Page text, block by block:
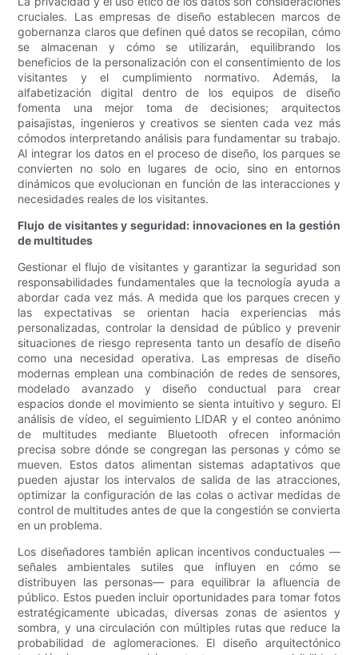
cruciales. Las empresas de diseño establecen marcos de
gobernanza claros que definen qué datos se recopilan, cómo
se almacenan y cómo se utilizarán, equilibrando los
beneficios de la personalización con el consentimiento de los
visitantes y el cumplimiento normativo. Además, la
alfabetización digital dentro de los equipos de diseño
fomenta una mejor toma de decisiones; arquitectos
paisajistas, ingenieros y creativos se sienten cada vez más
cómodos interpretando análisis para fundamentar su trabajo.
Al integrar los datos en el proceso de diseño, los parques se
convierten no solo en lugares de ocio, sino en entornos
dinámicos que evolucionan en función de las interacciones y
necesidades reales de los visitantes.
Flujo de visitantes y seguridad: innovaciones en la gestión
de multitudes
Gestionar el flujo de visitantes y garantizar la seguridad son
responsabilidades fundamentales que la tecnología ayuda a
abordar cada vez más. A medida que los parques crecen y
las expectativas se orientan hacia experiencias más
personalizadas, controlar la densidad de público y prevenir
situaciones de riesgo representa tanto un desafío de diseño
como una necesidad operativa. Las empresas de diseño
modernas emplean una combinación de redes de sensores,
modelado avanzado y diseño conductual para crear
espacios donde el movimiento se sienta intuitivo y seguro. El
análisis de vídeo, el seguimiento LIDAR y el conteo anónimo
de multitudes mediante Bluetooth ofrecen información
precisa sobre dónde se congregan las personas y cómo se
mueven. Estos datos alimentan sistemas adaptativos que
pueden ajustar los intervalos de salida de las atracciones,
optimizar la configuración de las colas o activar medidas de
control de multitudes antes de que la congestión se convierta
en un problema.
Los diseñadores también aplican incentivos conductuales —
señales ambientales sutiles que influyen en cómo se
distribuyen las personas— para equilibrar la afluencia de
público. Estos pueden incluir oportunidades para tomar fotos
estratégicamente ubicadas, diversas zonas de asientos y
sombra, y una circulación con múltiples rutas que reduce la
probabilidad de aglomeraciones. El diseño arquitectónico